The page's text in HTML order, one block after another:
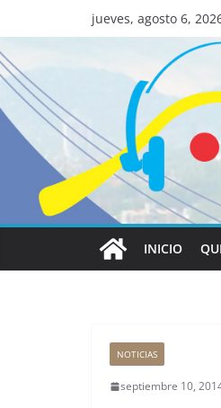
jueves, agosto 6,
INICIO
NOTICIAS
septiembre 10,